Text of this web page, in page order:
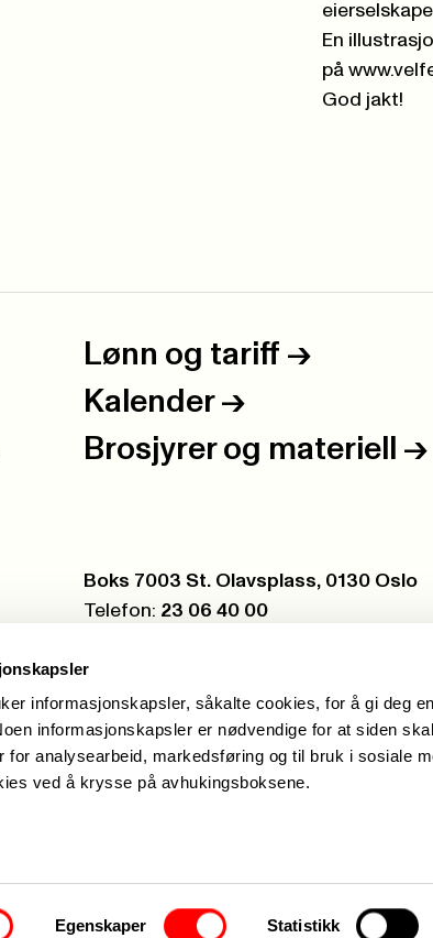
informasjonskapsler, såkalte cookies, for å gi deg
informasjonskapsler er nødvendige for at siden
for analysearbeid, markedsføring og til bruk i sosiale
ved å krysse på avhukingsboksene.
Egenskaper Statistikk
En
på
God jakt!
Lønn og tariff ->
Kalender ->
Brosjyrer og materiell ->
Postboks:
Boks 7003 St. Olavsplass, 0130 Oslo
Telefon: 23 06 40 00